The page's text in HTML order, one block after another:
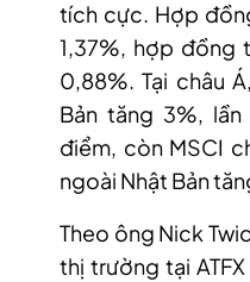
tích cực. Hợp
1,37%, hợp đồng
0,88%. Tại châu
Bản tăng 3%,
điểm, còn MSCI
ngoài Nhật Bản
Theo ông Nick
thị trường tại